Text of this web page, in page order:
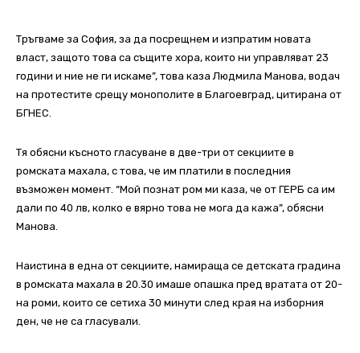
Тръгваме за София, за да посрещнем и изпратим новата
власт, защото това са същите хора, които ни управляват 23
години и ние не ги искаме”, това каза Людмила Манова, водач
на протестите срещу монополите в Благоевград, цитирана от
БГНЕС.
Тя обясни късното гласуване в две-три от секциите в
ромската махала, с това, че им платили в последния
възможен момент. “Мой познат ром ми каза, че от ГЕРБ са им
дали по 40 лв, колко е вярно това не мога да кажа”, обясни
Манова.
Наистина в една от секциите, намираща се детската градина
в ромската махала в 20.30 имаше опашка пред вратата от 20-
на роми, които се сетиха 30 минути след края на изборния
ден, че не са гласували.